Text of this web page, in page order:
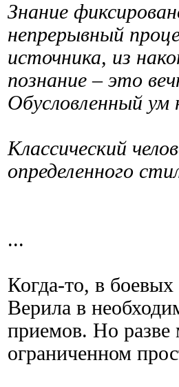
Знание
непрерывный
источника, из
познание – это
Обусловленный ум
Классический
определенного
...
Когда-то, в боевых
Верила в
приемов. Но разве
ограниченном